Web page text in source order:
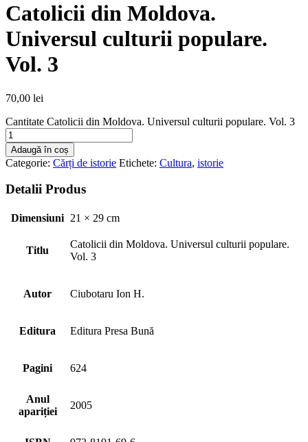
Catolicii din Moldova.
Universul culturii populare.
Vol. 3
70,00 lei
Cantitate Catolicii din Moldova. Universul culturii populare. Vol. 3
Adaugă în coș
Categorie: Cărți de istorie Etichete: Cultura, istorie
Detalii Produs
Dimensiuni 21 × 29 cm
Titlu
Catolicii din Moldova. Universul culturii populare.
Vol. 3
Autor Ciubotaru Ion H.
Editura Editura Presa Bună
Pagini 624
Anul
apariției
2005